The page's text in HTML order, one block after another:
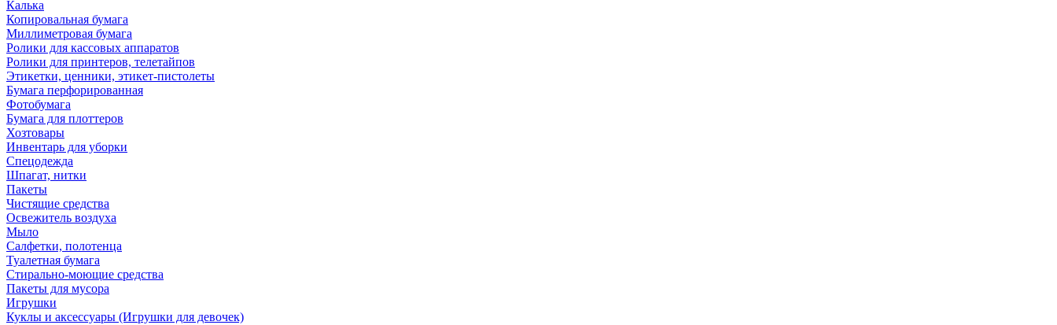
Калька
Копировальная бумага
Миллиметровая бумага
Ролики для кассовых аппаратов
Ролики для принтеров, телетайпов
Этикетки, ценники, этикет-пистолеты
Бумага перфорированная
Фотобумага
Бумага для плоттеров
Хозтовары
Инвентарь для уборки
Спецодежда
Шпагат, нитки
Пакеты
Чистящие средства
Освежитель воздуха
Мыло
Салфетки, полотенца
Туалетная бумага
Стирально-моющие средства
Пакеты для мусора
Игрушки
Куклы и аксессуары (Игрушки для девочек)